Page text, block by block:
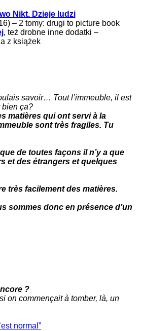
Nikt. Dzieje ludzi
– 2 tomy: drugi to picture book
, też drobne inne dodatki –
z książek
savoir… Tout l’immeuble, il est
bien ça?
matières qui ont servi à la
sont très fragiles. Tu
de toutes façons il n’y a que
et des étrangers et quelques
très facilement des matières.
sommes donc en présence d’un
?
on commençait à tomber, là, un
normal”